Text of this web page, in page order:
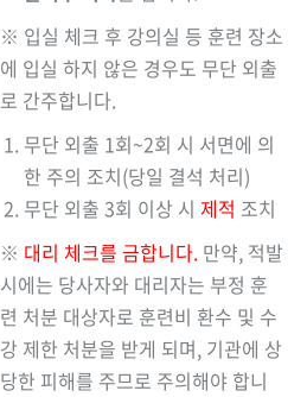
※ 입실 체크 후 강의실 등 훈련 장소
에 입실 하지 않은 경우도 무단 외출
로 간주합니다.
무단 외출 1회~2회 시 서면에 의
한 주의 조치(당일 결석 처리)
무단 외출 3회 이상 시 제적 조치
※ 대리 체크를 금합니다. 만약, 적발
시에는 당사자와 대리자는 부정 훈
련 처분 대상자로 훈련비 환수 및 수
강 제한 처분을 받게 되며, 기관에 상
당한 피해를 주므로 주의해야 합니